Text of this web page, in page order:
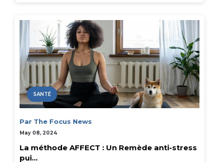
SANTÉ
Par The Focus News
May 08, 2024
La méthode AFFECT : Un Remède anti-stress
pui...